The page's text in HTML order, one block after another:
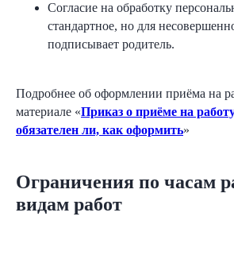
Согласие на обработку
стандартное, но для
подписывает родитель.
Подробнее об оформлении приёма на
материале «Приказ о приёме на
обязателен ли, как оформить»
Ограничения по часам
видам работ